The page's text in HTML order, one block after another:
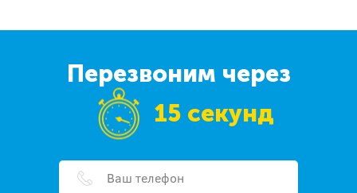
Перезвоним через
15 секунд